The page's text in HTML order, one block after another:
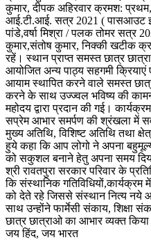
कुमार, दीपक अहिरवार क्रमश: प्रथम,
आई.टी.आई. सत्र 2021 ( पासआउट
पांडे,वर्षा मिश्रा / पलक तोमर सत्र
कुमार,संतोष कुमार, निक्की खटीक
रहें। स्थान प्राप्त समस्त छात्र
आयोजित अन्य पाठ्य सहगमी क्रियाएं
आयाम स्थापित करने वाले समस्त
करने के साथ उज्ज्वल भविष्य की
महोदय द्वारा प्रदान की गई।
सप्रेम आभार समर्पण की श्रंखला में
मुख्य अतिथि, विशिष्ट अतिथि तथा
हुये कहा कि आप लोगो ने अपना
को सकुशल बनाने हेतु अपना समय
श्री रावतपुरा सरकार परिवार के
कि संस्थानिक
को देते रहे जिससे संस्थान नित्य नये
साथ उन्होंने फार्मेसी संकाय,
छात्र छात्राओ का आभार व्यक्त
जय हिंद, जय भारत